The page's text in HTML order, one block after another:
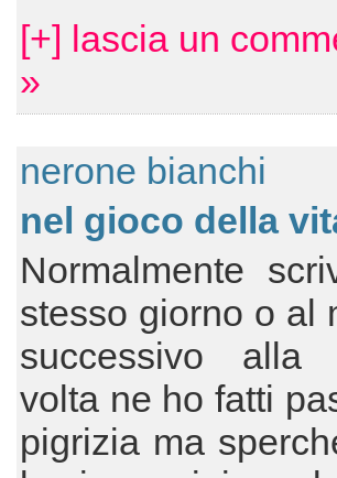
[+] lascia un
»
nerone bianchi
nel gioco della
Normalmente
stesso giorno o al
successivo alla
volta ne ho fatti
pigrizia ma